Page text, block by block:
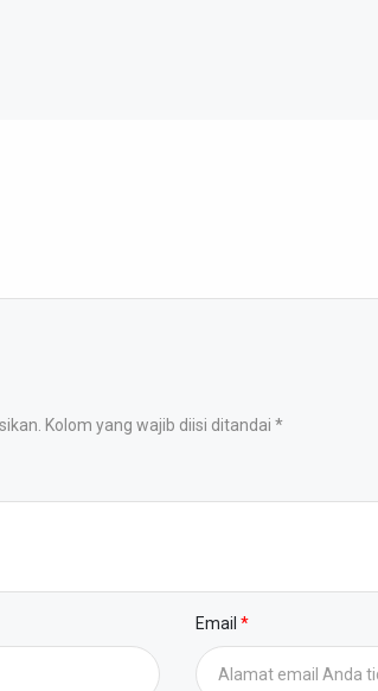
Kolom yang wajib diisi ditandai *
Email